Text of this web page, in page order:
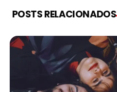
POSTS RELACIONADOS